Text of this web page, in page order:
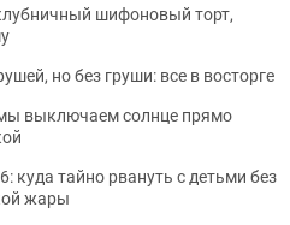
шифоновый торт,
но без груши: все в восторге
выключаем солнце прямо
куда тайно рвануть с детьми без
жары